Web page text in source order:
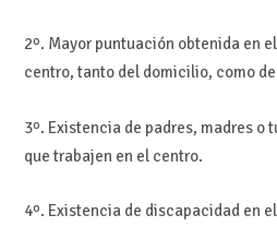
2º. Mayor puntuación obtenida en
centro, tanto del domicilio, como
3º. Existencia de padres, madres o
que trabajen en el centro.
4º. Existencia de discapacidad en